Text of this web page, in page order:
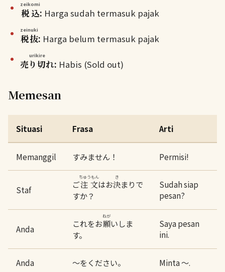
税込
zeikomi
: Harga sudah termasuk pajak
税抜
zeinuki
: Harga belum termasuk pajak
売り切れ
urikire
: Habis (Sold out)
Memesan
Situasi Frasa Arti
Memanggil すみません！ Permisi!
Staf ご注文
ちゅうもん
はお決
き
まりで
すか？
Sudah siap
pesan?
Anda これをお願
ねが
いしま
す。
Saya pesan
ini.
Anda ～をください。 Minta ～.